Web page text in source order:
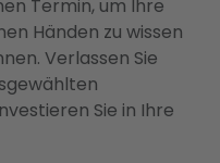
Termin, um Ihre
Händen zu wissen
Verlassen Sie
Sie in Ihre